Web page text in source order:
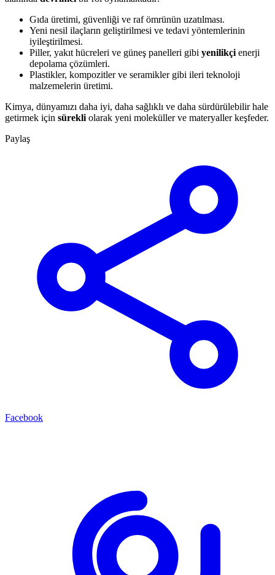
Gıda üretimi, güvenliği ve raf ömrünün uzatılması.
Yeni nesil ilaçların geliştirilmesi ve tedavi yöntemlerinin
iyileştirilmesi.
Piller, yakıt hücreleri ve güneş panelleri gibi yenilikçi enerji
depolama çözümleri.
Plastikler, kompozitler ve seramikler gibi ileri teknoloji
malzemelerin üretimi.
Kimya, dünyamızı daha iyi, daha sağlıklı ve daha sürdürülebilir hale
getirmek için sürekli olarak yeni moleküller ve materyaller keşfeder.
Paylaş
Facebook